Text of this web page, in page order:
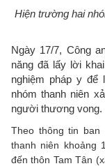
Hiện trường hai
Ngày 17/7, Công
năng đã lấy lời
nghiệm pháp y để
nhóm thanh niên
người thương vong.
Theo thông tin ban
thanh niên khoảng
đến thôn Tam Tân